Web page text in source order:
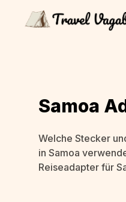
Samoa
Welche Stecker
in Samoa
Reiseadapter für